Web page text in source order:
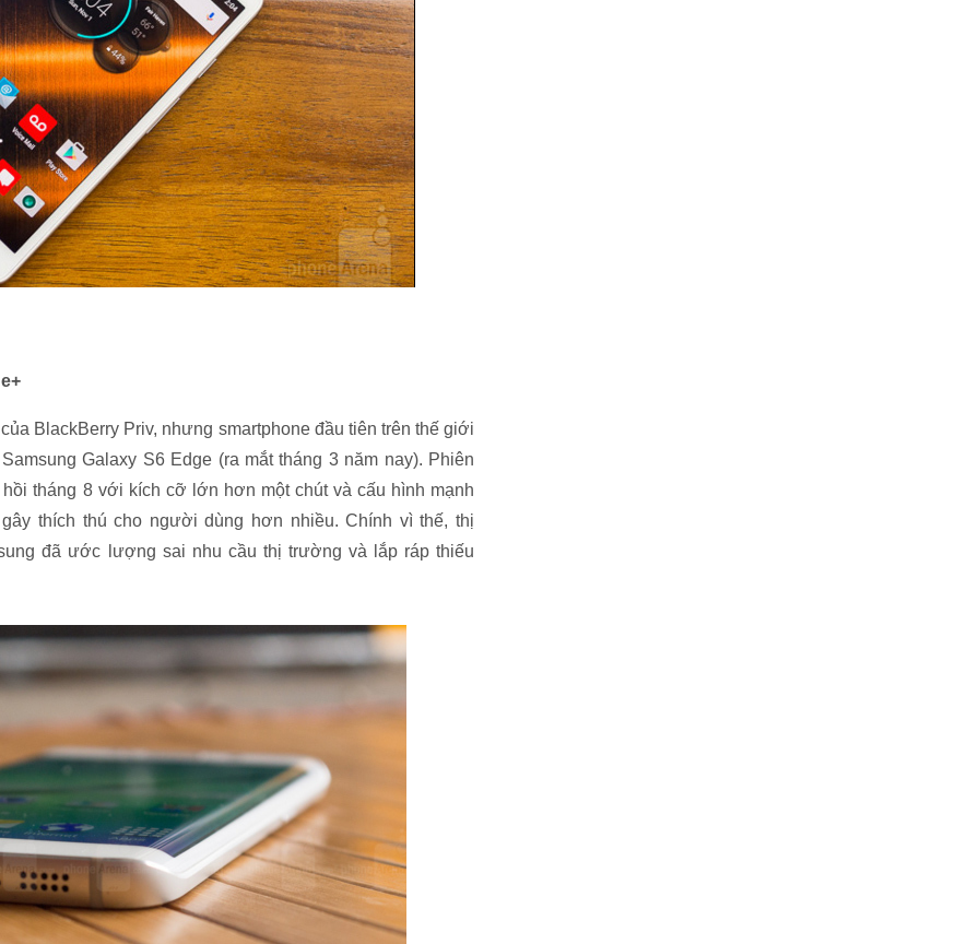
BlackBerry Priv, nhưng smartphone đầu tiên trên thế giới
Galaxy S6 Edge (ra mắt tháng 3 năm nay). Phiên
tháng 8 với kích cỡ lớn hơn một chút và cấu hình mạnh
thích thú cho người dùng hơn nhiều. Chính vì thế, thị
đã ước lượng sai nhu cầu thị trường và lắp ráp thiếu